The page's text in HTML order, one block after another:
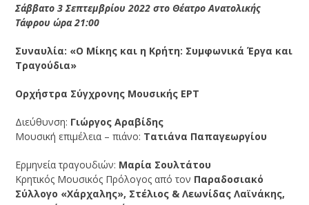
Σάββατο 3 Σεπτεμβρίου 2022 στο Θέατρο Ανατολικής
Τάφρου ώρα 21:00
Συναυλία: «Ο Μίκης και η Κρήτη: Συμφωνικά Έργα και
Τραγούδια»
Ορχήστρα Σύγχρονης Μουσικής ΕΡΤ
Διεύθυνση: Γιώργος Αραβίδης
Μουσική επιμέλεια – πιάνο: Τατιάνα Παπαγεωργίου
Ερμηνεία τραγουδιών: Μαρία Σουλτάτου
Κρητικός Μουσικός Πρόλογος από τον Παραδοσιακό
Σύλλογο «Χάρχαλης», Στέλιος & Λεωνίδας Λαϊνάκης,